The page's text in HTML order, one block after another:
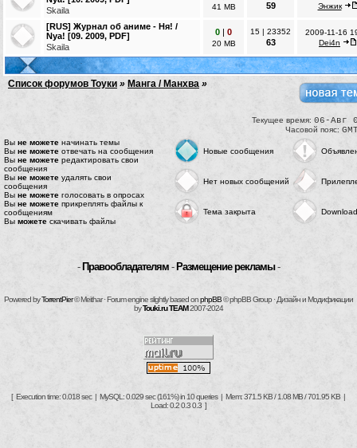
Skaila
41 MB 59
Энжик
[RUS] Журнал об аниме - Ня! /
Nya! [09. 2009, PDF]
Skaila
0 | 0
20 MB
15 | 23352
63
2009-11-16
Dei4n
Список форумов Тоуки » Манга / Манхва »
Текущее время: 06-Авг
Часовой пояс:
Вы не можете начинать темы
Вы не можете отвечать на сообщения
Вы не можете редактировать свои
сообщения
Вы не можете удалять свои
сообщения
Вы не можете голосовать в опросах
Вы не можете прикреплять файлы к
сообщениям
Вы можете скачивать файлы
Новые сообщения
Нет новых сообщений
Тема закрыта Download
- Правообладателям - Размещение рекламы-
Powered byTorrentPier© Meithar · Forum engine slightly based onphpBB© phpBB Group · Дизайн и Модификации
byTouki.ru TEAM2007-2024
[ Execution time: 0.018 sec | MySQL: 0.029 sec (161%) in 10 queries | Mem: 371.5 KB / 1.08 MB / 701.95 KB |
Load: 0.2 0.3 0.3 ]